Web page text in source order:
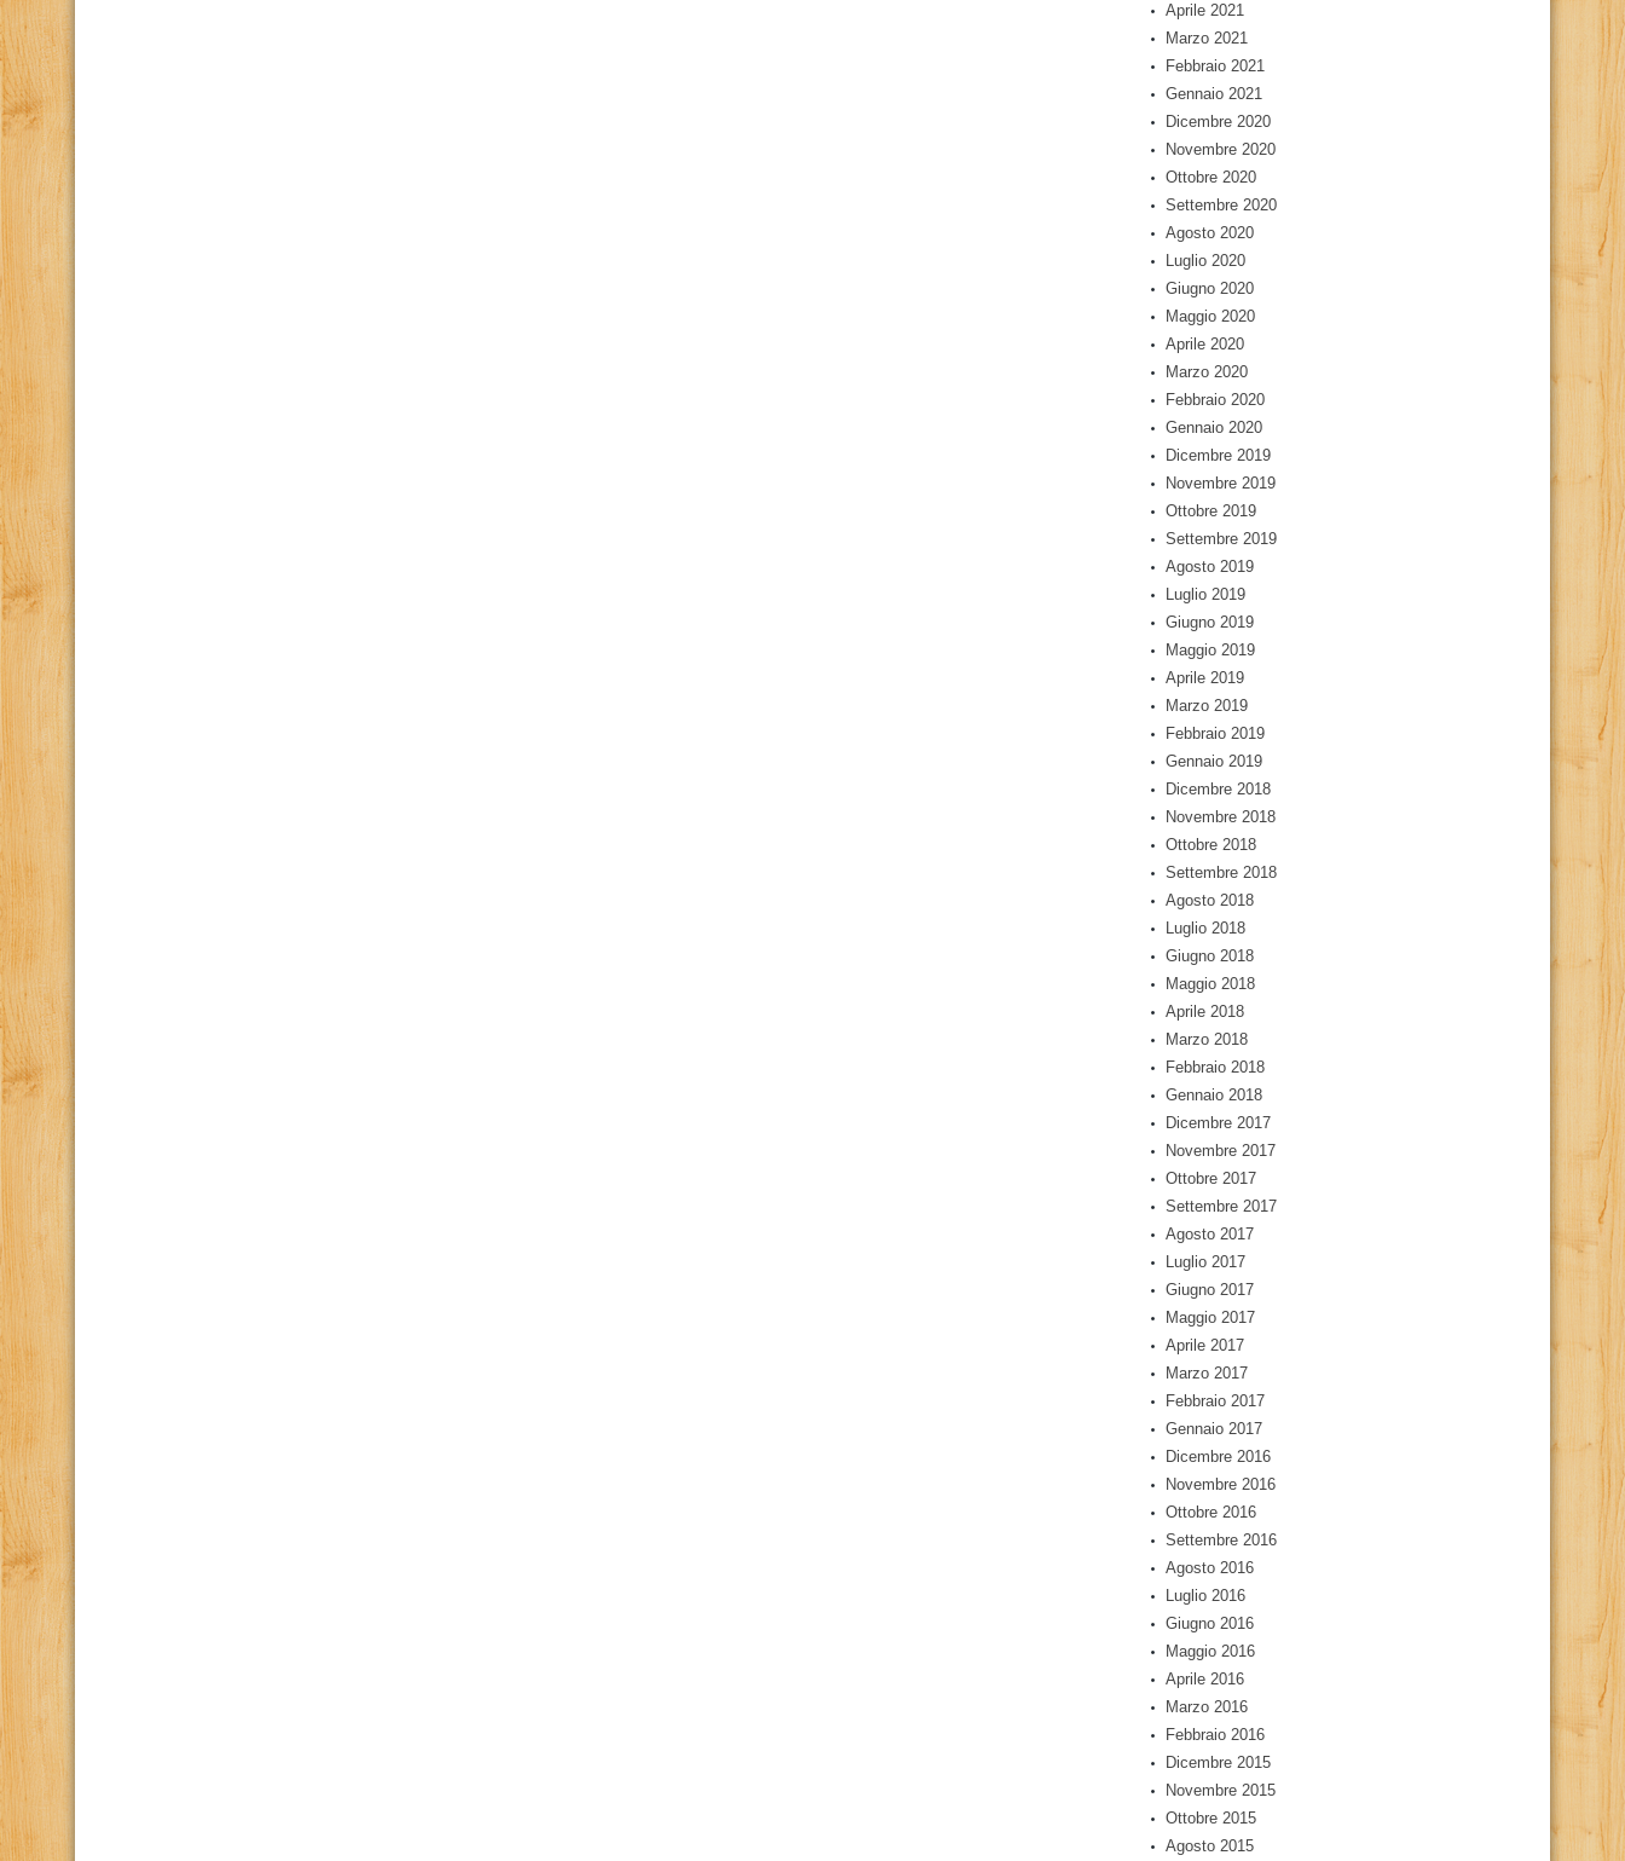
Aprile 2021
Marzo 2021
Febbraio 2021
Gennaio 2021
Dicembre 2020
Novembre 2020
Ottobre 2020
Settembre 2020
Agosto 2020
Luglio 2020
Giugno 2020
Maggio 2020
Aprile 2020
Marzo 2020
Febbraio 2020
Gennaio 2020
Dicembre 2019
Novembre 2019
Ottobre 2019
Settembre 2019
Agosto 2019
Luglio 2019
Giugno 2019
Maggio 2019
Aprile 2019
Marzo 2019
Febbraio 2019
Gennaio 2019
Dicembre 2018
Novembre 2018
Ottobre 2018
Settembre 2018
Agosto 2018
Luglio 2018
Giugno 2018
Maggio 2018
Aprile 2018
Marzo 2018
Febbraio 2018
Gennaio 2018
Dicembre 2017
Novembre 2017
Ottobre 2017
Settembre 2017
Agosto 2017
Luglio 2017
Giugno 2017
Maggio 2017
Aprile 2017
Marzo 2017
Febbraio 2017
Gennaio 2017
Dicembre 2016
Novembre 2016
Ottobre 2016
Settembre 2016
Agosto 2016
Luglio 2016
Giugno 2016
Maggio 2016
Aprile 2016
Marzo 2016
Febbraio 2016
Dicembre 2015
Novembre 2015
Ottobre 2015
Agosto 2015